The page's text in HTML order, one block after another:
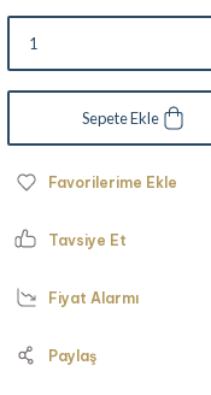
Sepete Ekle
Tavsiye Et
Fiyat Alarmı
Paylaş